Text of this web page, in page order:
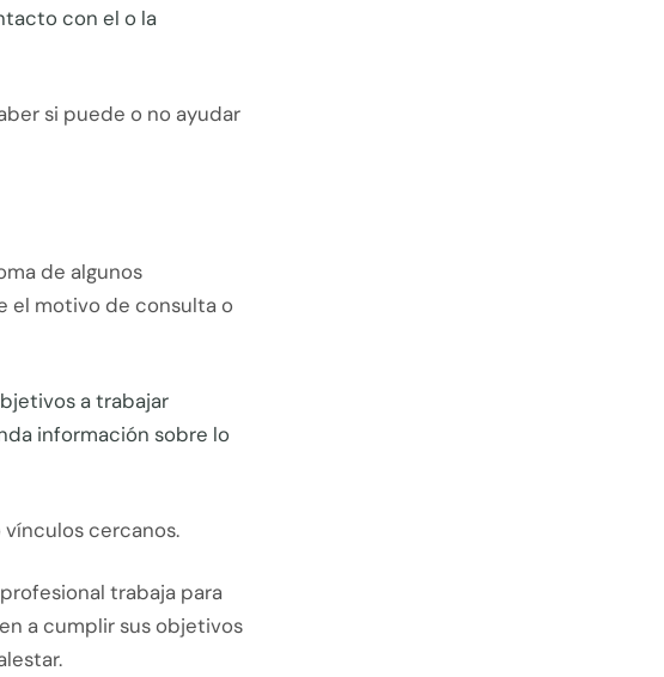
con el o la
si puede o no ayudar
de algunos
el motivo de consulta o
a trabajar
información sobre lo
cercanos.
trabaja para
a cumplir sus objetivos